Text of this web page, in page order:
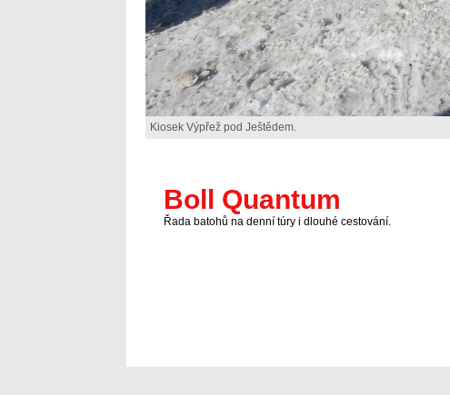
Kiosek Výpřež pod Ještědem.
Boll Quantum
Řada batohů na denní túry i dlouhé cestování.